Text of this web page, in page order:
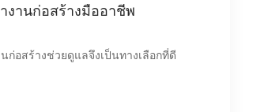
านก่อสร้างมืออาชีพ
อสร้างช่วยดูแลจึงเป็นทางเลือกที่ดี